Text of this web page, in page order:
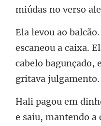
eou a caixa.
cabelo bagu